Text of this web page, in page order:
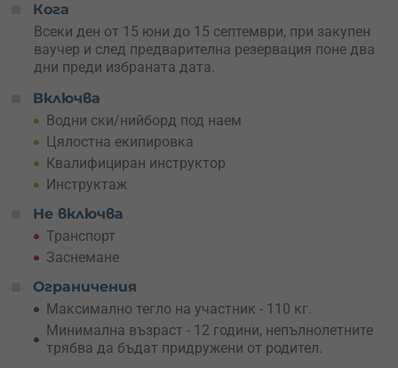
много по-добър, съответно да се усвои kneeboarding-а,
много по-лесно.
Този спорт е сравнително по-нов и датира от 1970
година. Причината за усъвършенстването му е, че
някои сърфисти са пробвали да се спускат на колене,
като за целта са усъвършенствали дъските и са ги
пригодявали за тази цел. Нийбординга (Kneeboardinga)
позволява правенето на някои страхотни номера, но в
основата си е просто още един начин, по който може
да си прекараш страхотно във водата.
Желаем ти приятно приключение!
Кога
Всеки ден от 15 юни до 15 септември, при закупен
ваучер и след предварителна резервация поне два
дни преди избраната дата.
Включва
Водни ски/нийборд под наем
Цялостна екипировка
Квалифициран инструктор
Инструктаж
Не включва
Транспорт
Заснемане
Ограничения
Максимално тегло на участник - 110 кг.
Минимална възраст - 12 години, непълнолетните
трябва да бъдат придружени от родител.